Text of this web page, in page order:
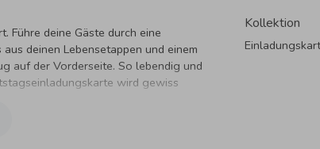
Führe deine Gäste durch eine
deinen Lebensetappen und einem
auf der Vorderseite. So lebendig und
wird gewiss
Kollektion